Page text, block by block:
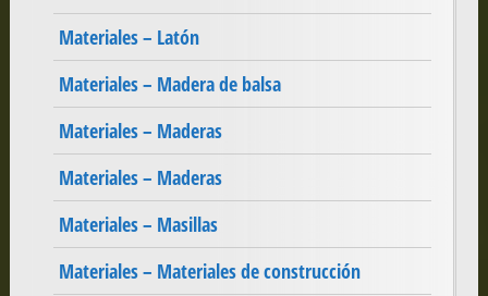
Materiales – Latón
Materiales – Madera de balsa
Materiales – Maderas
Materiales – Maderas
Materiales – Masillas
Materiales – Materiales de construcción